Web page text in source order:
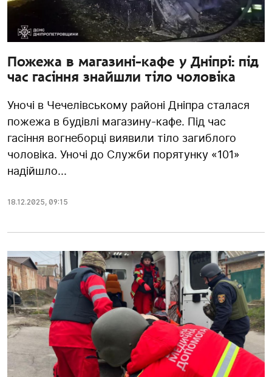
Пожежа в магазині-кафе у Дніпрі: під
час гасіння знайшли тіло чоловіка
Уночі в Чечелівському районі Дніпра сталася
пожежа в будівлі магазину-кафе. Під час
гасіння вогнеборці виявили тіло загиблого
чоловіка. Уночі до Служби порятунку «101»
надійшло...
18.12.2025, 09:15